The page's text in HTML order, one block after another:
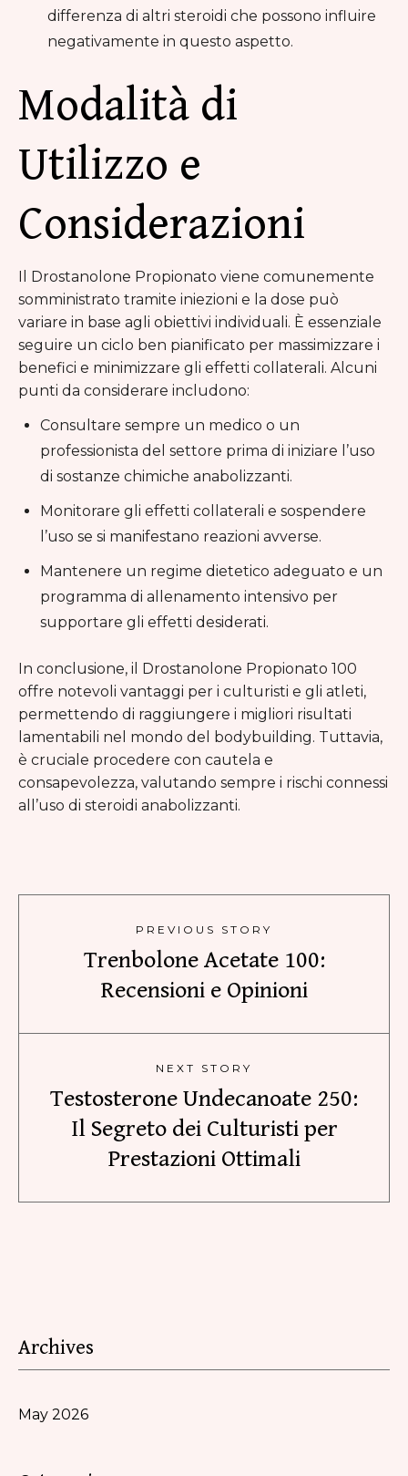
differenza di altri steroidi che possono influire
negativamente in questo aspetto.
Modalità di
Utilizzo e
Considerazioni
Il Drostanolone Propionato viene comunemente
somministrato tramite iniezioni e la dose può
variare in base agli obiettivi individuali. È essenziale
seguire un ciclo ben pianificato per massimizzare i
benefici e minimizzare gli effetti collaterali. Alcuni
punti da considerare includono:
Consultare sempre un medico o un
professionista del settore prima di iniziare l’uso
di sostanze chimiche anabolizzanti.
Monitorare gli effetti collaterali e sospendere
l’uso se si manifestano reazioni avverse.
Mantenere un regime dietetico adeguato e un
programma di allenamento intensivo per
supportare gli effetti desiderati.
In conclusione, il Drostanolone Propionato 100
offre notevoli vantaggi per i culturisti e gli atleti,
permettendo di raggiungere i migliori risultati
lamentabili nel mondo del bodybuilding. Tuttavia,
è cruciale procedere con cautela e
consapevolezza, valutando sempre i rischi connessi
all’uso di steroidi anabolizzanti.
PREVIOUS STORY
Trenbolone Acetate 100:
Recensioni e Opinioni
NEXT STORY
Testosterone Undecanoate 250:
Il Segreto dei Culturisti per
Prestazioni Ottimali
Archives
May 2026